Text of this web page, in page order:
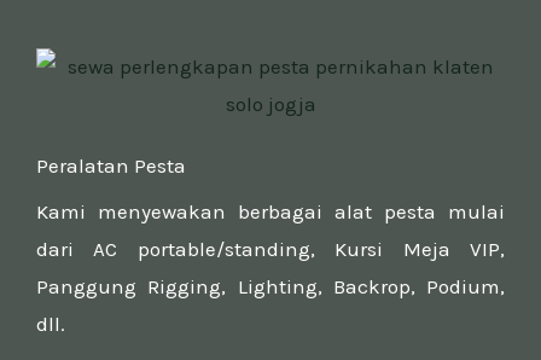
Peralatan Pesta
Kami menyewakan berbagai alat pesta mulai
dari AC portable/standing, Kursi Meja VIP,
Panggung Rigging, Lighting, Backrop, Podium,
dll.